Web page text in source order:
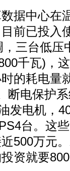
中心在
前已投入
三台低压
千瓦)，
的耗电量
断电保护
发电机，
台。这
500万元
资就要